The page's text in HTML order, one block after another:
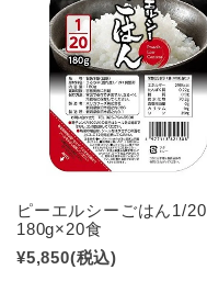
ピーエルシーごはん1/20
180g×20食
¥5,850(税込)